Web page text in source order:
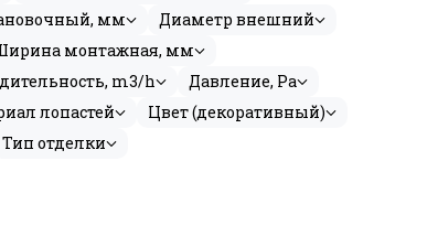
мм
Диаметр внешний
монтажная, мм
m3/h
Давление, Pa
лопастей
Цвет (декоративный)
Тип отделки